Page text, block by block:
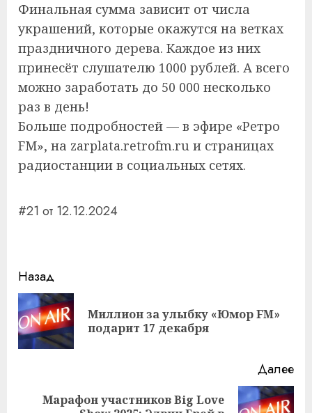
Финальная сумма зависит от числа
украшений, которые окажутся на ветках
праздничного дерева. Каждое из них
принесёт слушателю 1000 рублей. А всего
можно заработать до 50 000 несколько
раз в день!
Больше подробностей — в эфире «Ретро
FM», на zarplata.retrofm.ru и страницах
радиостанции в социальных сетях.
#21 от 12.12.2024
Навигация
записи
Назад
Миллион за улыбку «Юмор FM»
подарит 17 декабря
Далее
Марафон участников Big Love